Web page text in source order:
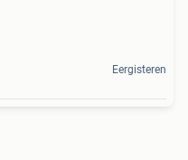
Eergisteren